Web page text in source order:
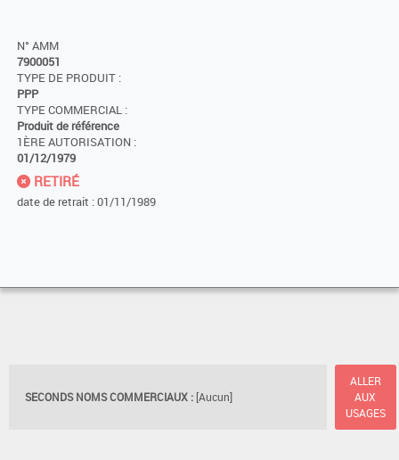
N° AMM
7900051
TYPE DE PRODUIT :
PPP
TYPE COMMERCIAL :
Produit de référence
1ÈRE AUTORISATION :
01/12/1979
RETIRÉ
date de retrait : 01/11/1989
SECONDS NOMS COMMERCIAUX : [Aucun]
ALLER
AUX
USAGES